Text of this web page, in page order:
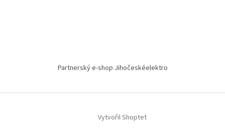
Partnerský e-shop Jihočeskéelektro
Vytvořil Shoptet